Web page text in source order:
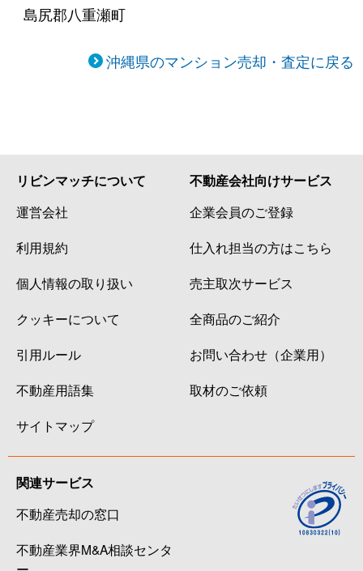
島尻郡八重瀬町
沖縄県のマンション売却・査定に戻る
リビンマッチについて
運営会社
利用規約
個人情報の取り扱い
クッキーについて
引用ルール
不動産用語集
サイトマップ
不動産会社向けサービス
企業会員のご登録
仕入れ担当の方はこちら
売主取次サービス
全商品のご紹介
お問い合わせ（企業用）
取材のご依頼
関連サービス
不動産売却の窓口
不動産業界M&A相談センタ